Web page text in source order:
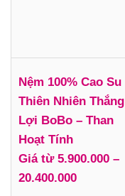
Nệm 100% Cao Su
Thiên Nhiên Thắng
Lợi BoBo – Than
Hoạt Tính
Giá từ 5.900.000 –
20.400.000